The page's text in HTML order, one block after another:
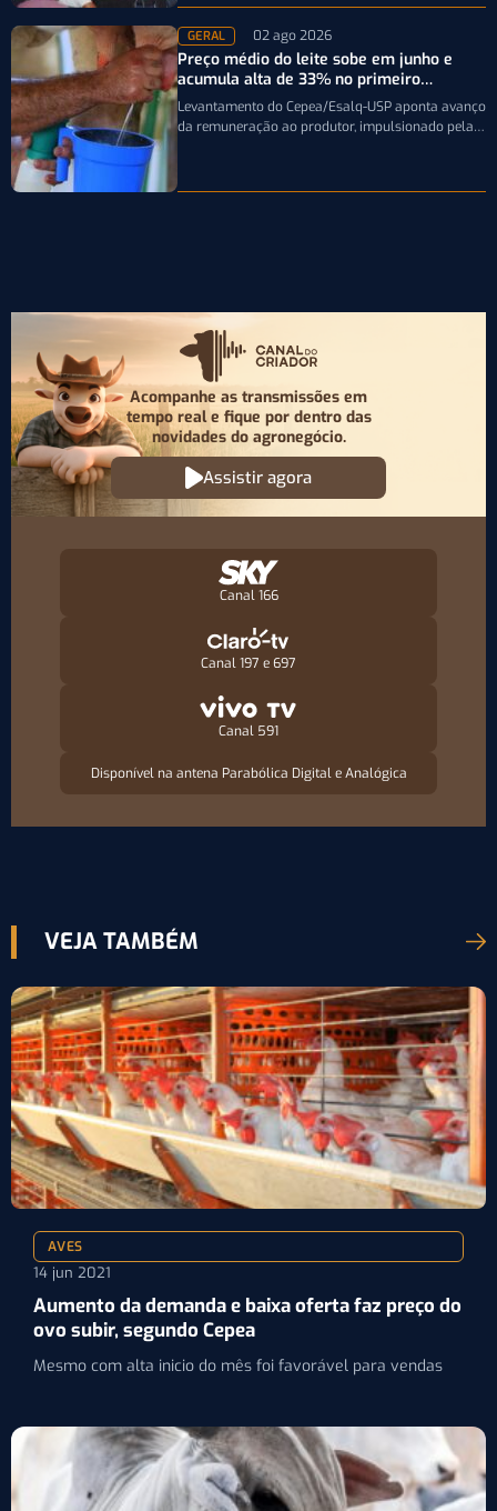
GERAL 02 ago 2026
Preço médio do leite sobe em junho e
acumula alta de 33% no primeiro
semestre
Levantamento do Cepea/Esalq-USP aponta avanço
da remuneração ao produtor, impulsionado pela
Acompanhe as transmissões em
tempo real e fique por dentro das
novidades do agronegócio.
Assistir agora
Canal 166
Canal 197 e 697
Canal 591
Disponível na antena Parabólica Digital e Analógica
VEJA TAMBÉM
AVES
14 jun 2021
Aumento da demanda e baixa oferta faz preço do
ovo subir, segundo Cepea
Mesmo com alta inicio do mês foi favorável para vendas